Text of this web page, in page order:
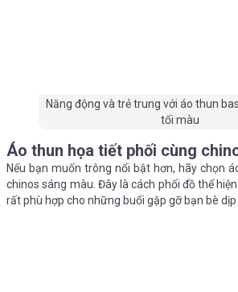
Năng động và trẻ trung với áo thun
tối màu
Áo thun họa tiết phối cùng
Nếu bạn muốn trông nổi bật hơn, hãy chọn
chinos sáng màu. Đây là cách phối đồ thể
rất phù hợp cho những buổi gặp gỡ bạn bè dịp